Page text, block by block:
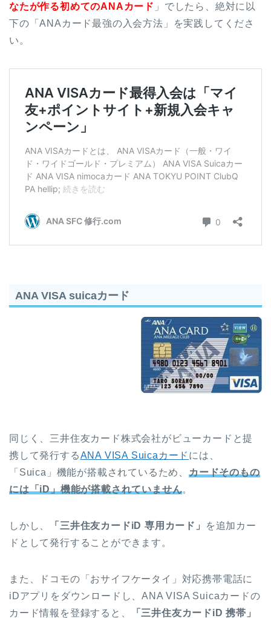
なたが作る初めてのANAカード 」でしたら、絶対に以
下の「ANAカード最強の入会方法」を実践してくださ
い。
ANA VISA suicaカード
同じく、三井住友カード株式会社がビューカードと提
携して発行するANA VISA Suicaカード には、
「Suica」機能が搭載されているため、 カードそのもの
には「iD」機能が搭載されていません。
しかし、 「三井住友カードiD 専用カード」
を追加カー
ドとして発行することができます。
また、ドコモの「おサイフケータイ」対応携帯電話に
iDアプリをダウンロードし、ANA VISA Suicaカードの
カード情報を登録すると、
「三井住友カードiD 携帯」